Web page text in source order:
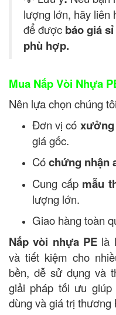
lượng lớn, hãy liên
để được báo giá
phù hợp.
Mua Nắp Vòi Nhựa
Nên lựa chọn chúng
Đơn vị có xưởng
giá gốc.
Cóchứng nhận
Cung cấp mẫu
lượng lớn.
Giao hàng toàn
Nắp vòi nhựa PElà
và tiết kiệm cho
bền, dễ sử dụng và
giải pháp tối ưu
dùng và giá trị thương